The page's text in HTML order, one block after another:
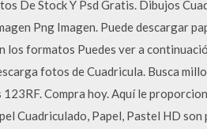
De Stock Y Psd Gratis. Dibujos
Png Imagen. Puede descargar
los formatos Puedes ver a
fotos de Cuadricula. Busca
123RF. Compra hoy. Aquí le
Cuadriculado, Papel, Pastel HD